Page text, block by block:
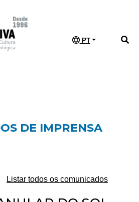
PT
DE IMPRENSA
Listar todos os comunicados